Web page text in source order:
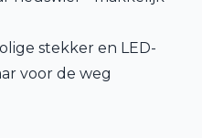
stekker en LED-
voor de weg